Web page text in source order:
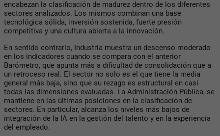
encabezan la clasificación de madurez dentro de los diferentes
sectores analizados. Los mismos combinan una base
tecnológica sólida, inversión sostenida, fuerte presión
competitiva y una cultura abierta a la innovación.
En sentido contrario, Industria muestra un descenso moderado
en los indicadores cuando se compara con el anterior
Barómetro, que apunta más a dificultad de consolidación que a
un retroceso real. El sector no solo es el que tiene la media
general más baja, sino que su rezago es estructural en casi
todas las dimensiones evaluadas. La Administración Pública, se
mantiene en las últimas posiciones en la clasificación de
sectores. En particular, alcanza los niveles más bajos de
integración de la IA en la gestión del talento y en la experiencia
del empleado.